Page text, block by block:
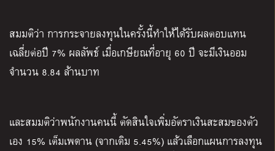
สมมติว่า การกระจายลงทุนในครั้งนี้ทำให้ได้รับผลตอบแทน
เฉลี่ยต่อปี 7% ผลลัพธ์ เมื่อเกษียณที่อายุ 60 ปี จะมีเงินออม
จำนวน 8.84 ล้านบาท
และสมมติว่าพนักงานคนนี้ ตัดสินใจเพิ่มอัตราเงินสะสมของตัว
เอง 15% เต็มเพดาน (จากเดิม 5.45%) แล้วเลือกแผนการลงทุน